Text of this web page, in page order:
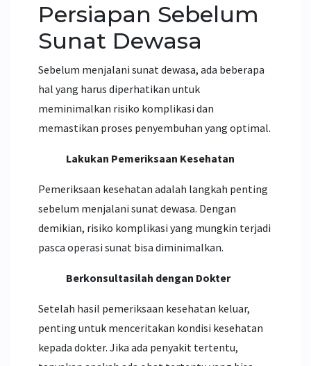
Persiapan Sebelum
Sunat Dewasa
Sebelum menjalani sunat dewasa, ada beberapa
hal yang harus diperhatikan untuk
meminimalkan risiko komplikasi dan
memastikan proses penyembuhan yang optimal.
Lakukan Pemeriksaan Kesehatan
Pemeriksaan kesehatan adalah langkah penting
sebelum menjalani sunat dewasa. Dengan
demikian, risiko komplikasi yang mungkin terjadi
pasca operasi sunat bisa diminimalkan.
Berkonsultasilah dengan Dokter
Setelah hasil pemeriksaan kesehatan keluar,
penting untuk menceritakan kondisi kesehatan
kepada dokter. Jika ada penyakit tertentu,